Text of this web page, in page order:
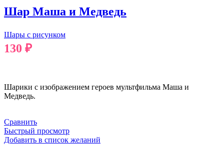
Шар Маша и Медведь
Шары с рисунком
130 ₽
Шарики с изображением героев мультфильма Маша и
Медведь.
Сравнить
Быстрый просмотр
Добавить в список желаний